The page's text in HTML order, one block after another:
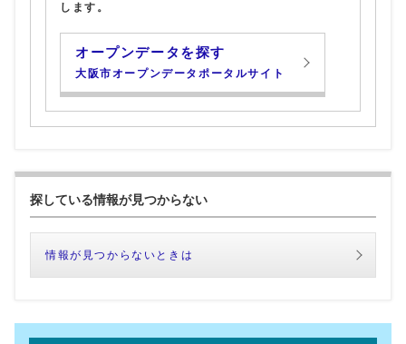
します。
オープンデータを探す
大阪市オープンデータポータルサイト
探している情報が見つからない
情報が見つからないときは